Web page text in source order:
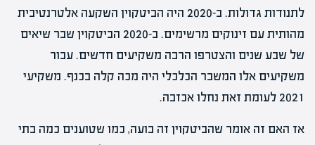
לתנודות גדולות. ב-2020 היה הביטקוין השקעה אלטרנטיבית
מהותית עם זינוקים מרשימים. ב-2020 הביטקוין שבר שיאים
של שבע שנים והצטרפו הרבה משקיעים חדשים. עבור
משקיעים אלו המשבר הכלכלי היה מכה קלה בכנף. משקיעי
2021 לעומת זאת נחלו אכזבה.
אז האם זה אומר שהביטקוין זה בועה, כמו שטוענים כמה בתי